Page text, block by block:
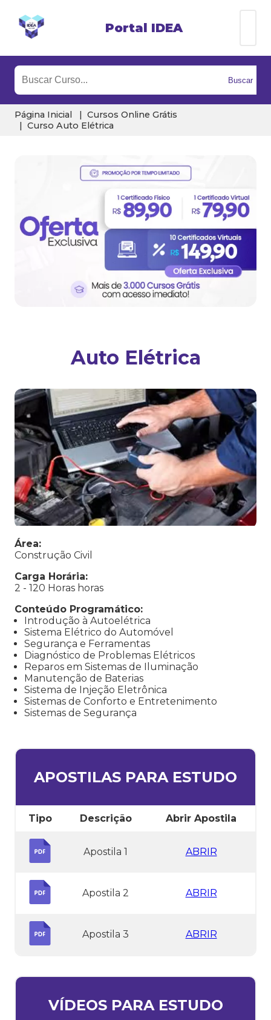
Portal IDEA
Buscar
Página Inicial
Cursos Online Grátis
Curso Auto Elétrica
Auto Elétrica
Área:
Construção Civil
Carga Horária:
2 - 120 Horas horas
Conteúdo Programático:
Introdução à Autoelétrica
Sistema Elétrico do Automóvel
Segurança e Ferramentas
Diagnóstico de Problemas Elétricos
Reparos em Sistemas de Iluminação
Manutenção de Baterias
Sistema de Injeção Eletrônica
Sistemas de Conforto e Entretenimento
Sistemas de Segurança
APOSTILAS PARA ESTUDO
Tipo Descrição Abrir Apostila
Apostila 1 ABRIR
Apostila 2 ABRIR
Apostila 3 ABRIR
VÍDEOS PARA ESTUDO